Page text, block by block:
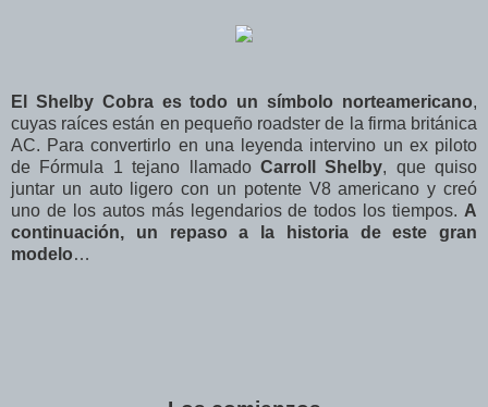
El Shelby Cobra es todo un símbolo norteamericano,
cuyas raíces están en pequeño roadster de la firma británica
AC. Para convertirlo en una leyenda intervino un ex piloto
de Fórmula 1 tejano llamado Carroll Shelby, que quiso
juntar un auto ligero con un potente V8 americano y creó
uno de los autos más legendarios de todos los tiempos. A
continuación, un repaso a la historia de este gran
modelo…